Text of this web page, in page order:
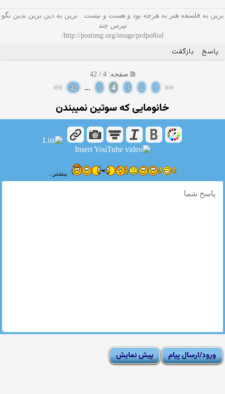
برین به فلسفه هنر به هرچه بود و هست و نیست . برین به دین برین بدین نگو
نپرس چند
http://postimg.org/image/prdpo8iul/
پاسخ بازگفت
صفحه: 4 / 42
<<
1
2
3
4
5
...
42
>>
خانومایی كه سوتین نمیبندن
بیشتر...